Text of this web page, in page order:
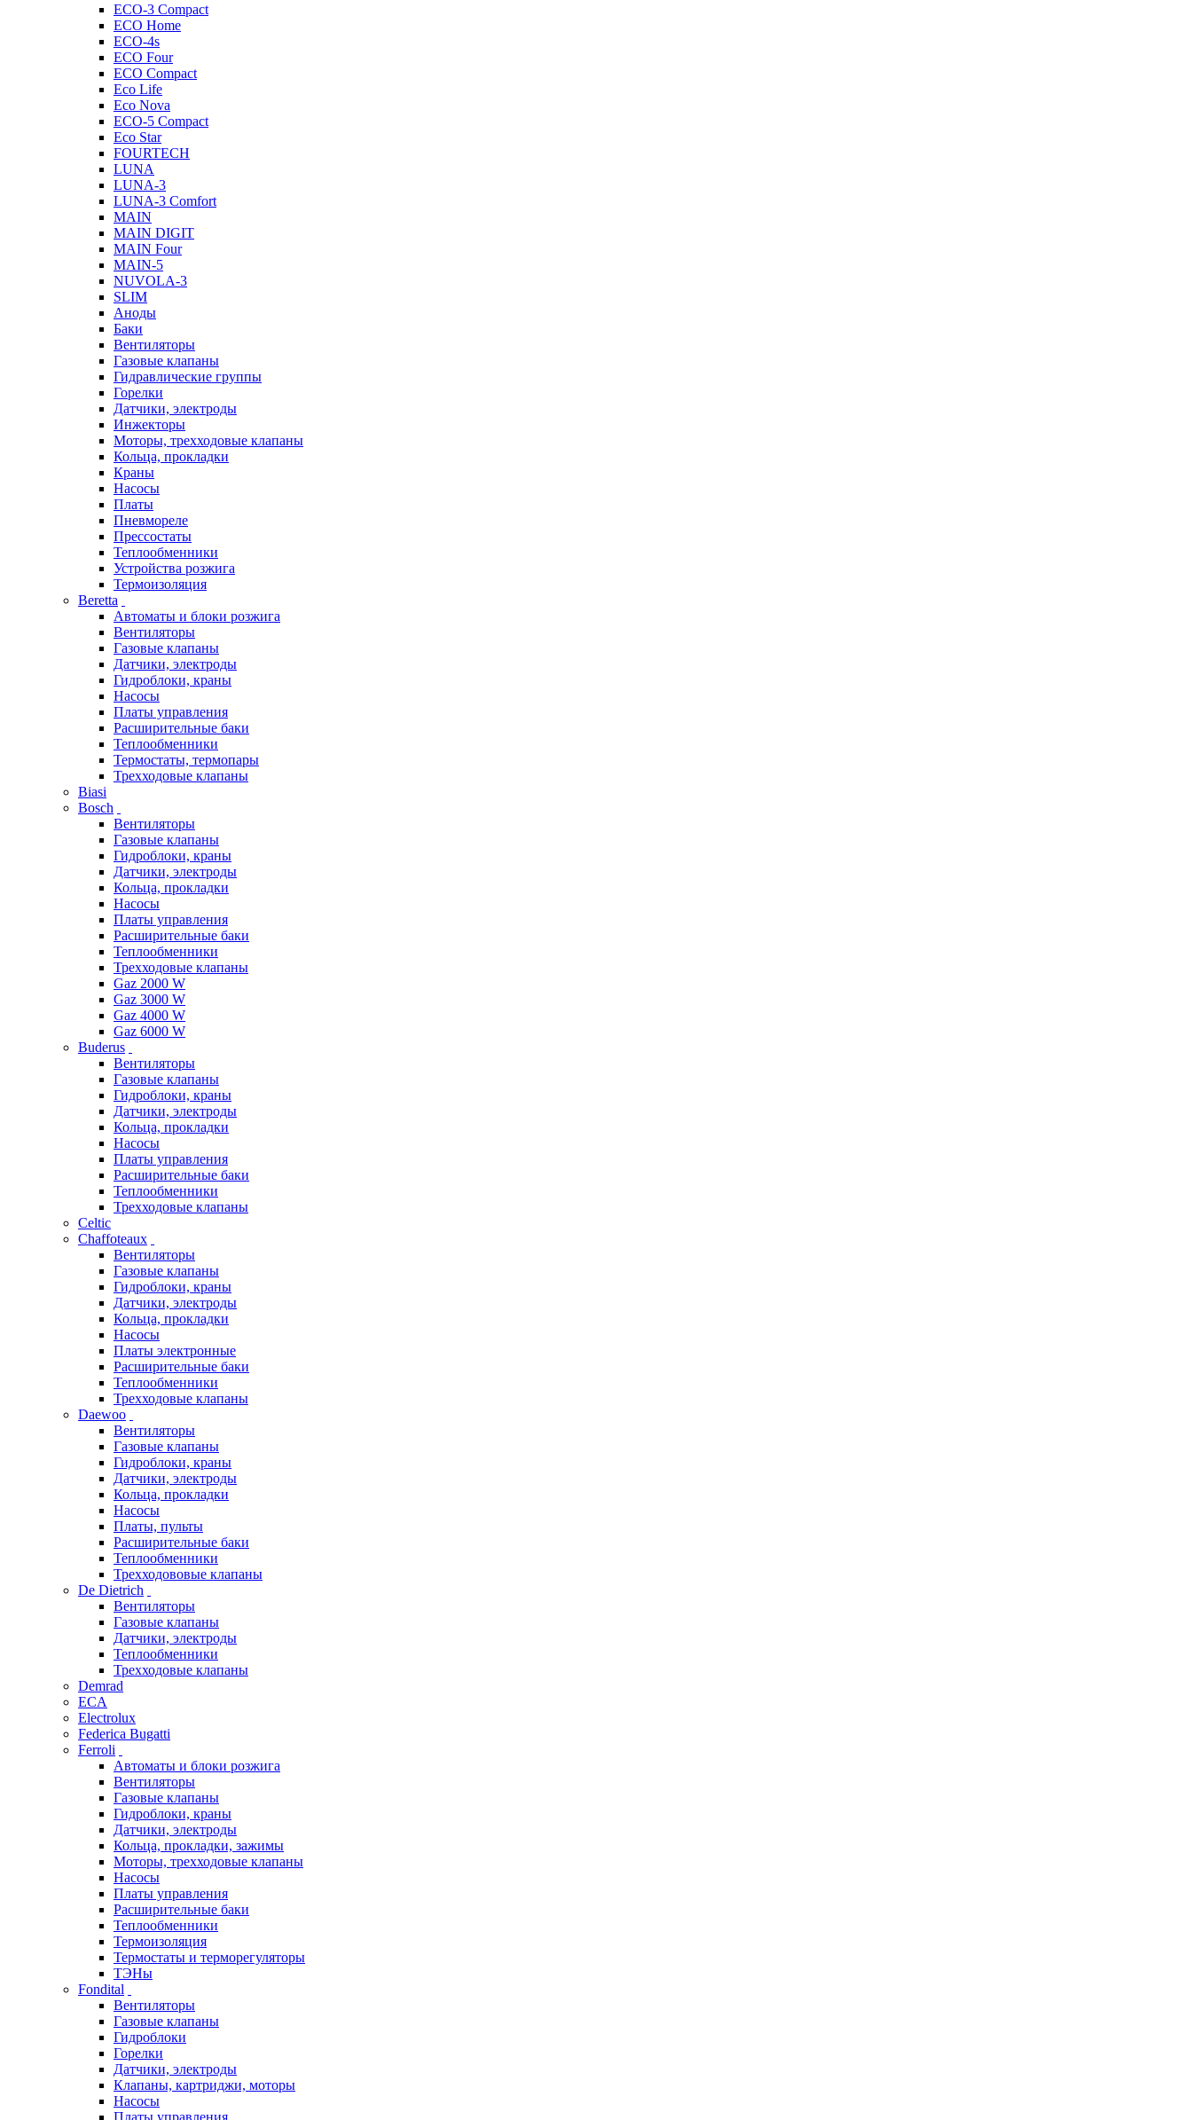
ECO-3 Compact
ECO Home
ECO-4s
ECO Four
ECO Compact
Eco Life
Eco Nova
ECO-5 Compact
Eco Star
FOURTECH
LUNA
LUNA-3
LUNA-3 Comfort
MAIN
MAIN DIGIT
MAIN Four
MAIN-5
NUVOLA-3
SLIM
Аноды
Баки
Вентиляторы
Газовые клапаны
Гидравлические группы
Горелки
Датчики, электроды
Инжекторы
Моторы, трехходовые клапаны
Кольца, прокладки
Краны
Насосы
Платы
Пневмореле
Прессостаты
Теплообменники
Устройства розжига
Термоизоляция
Beretta
Автоматы и блоки розжига
Вентиляторы
Газовые клапаны
Датчики, электроды
Гидроблоки, краны
Насосы
Платы управления
Расширительные баки
Теплообменники
Термостаты, термопары
Трехходовые клапаны
Biasi
Bosch
Вентиляторы
Газовые клапаны
Гидроблоки, краны
Датчики, электроды
Кольца, прокладки
Насосы
Платы управления
Расширительные баки
Теплообменники
Трехходовые клапаны
Gaz 2000 W
Gaz 3000 W
Gaz 4000 W
Gaz 6000 W
Buderus
Вентиляторы
Газовые клапаны
Гидроблоки, краны
Датчики, электроды
Кольца, прокладки
Насосы
Платы управления
Расширительные баки
Теплообменники
Трехходовые клапаны
Celtic
Chaffoteaux
Вентиляторы
Газовые клапаны
Гидроблоки, краны
Датчики, электроды
Кольца, прокладки
Насосы
Платы электронные
Расширительные баки
Теплообменники
Трехходовые клапаны
Daewoo
Вентиляторы
Газовые клапаны
Гидроблоки, краны
Датчики, электроды
Кольца, прокладки
Насосы
Платы, пульты
Расширительные баки
Теплообменники
Трехходововые клапаны
De Dietrich
Вентиляторы
Газовые клапаны
Датчики, электроды
Теплообменники
Трехходовые клапаны
Demrad
ECA
Electrolux
Federica Bugatti
Ferroli
Автоматы и блоки розжига
Вентиляторы
Газовые клапаны
Гидроблоки, краны
Датчики, электроды
Кольца, прокладки, зажимы
Моторы, трехходовые клапаны
Насосы
Платы управления
Расширительные баки
Теплообменники
Термоизоляция
Термостаты и терморегуляторы
ТЭНы
Fondital
Вентиляторы
Газовые клапаны
Гидроблоки
Горелки
Датчики, электроды
Клапаны, картриджи, моторы
Насосы